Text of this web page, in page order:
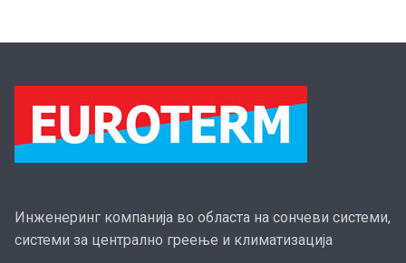
Инженеринг компанија во областа на сончеви системи,
системи за централно греење и климатизација